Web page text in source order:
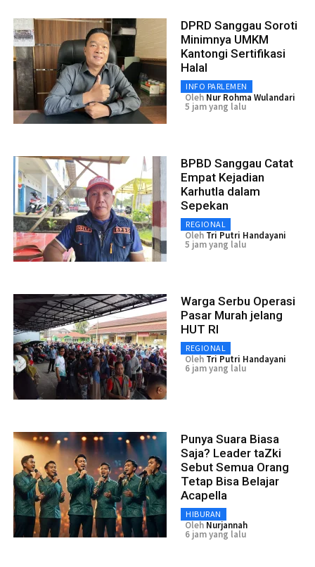
DPRD Sanggau Soroti
Minimnya UMKM
Kantongi Sertifikasi
Halal
INFO PARLEMEN
Oleh Nur Rohma Wulandari
5 jam yang lalu
BPBD Sanggau Catat
Empat Kejadian
Karhutla dalam
Sepekan
REGIONAL
Oleh Tri Putri Handayani
5 jam yang lalu
Warga Serbu Operasi
Pasar Murah jelang
HUT RI
REGIONAL
Oleh Tri Putri Handayani
6 jam yang lalu
Punya Suara Biasa
Saja? Leader taZki
Sebut Semua Orang
Tetap Bisa Belajar
Acapella
HIBURAN
Oleh Nurjannah
6 jam yang lalu